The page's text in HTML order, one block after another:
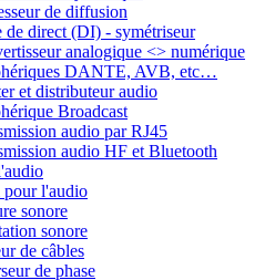
de diffusion
de direct (DI) - symétriseur
analogique <> numérique
DANTE, AVB, etc…
et distributeur audio
Broadcast
audio par RJ45
audio HF et Bluetooth
l'audio
sonore
sonore
de câbles
de phase